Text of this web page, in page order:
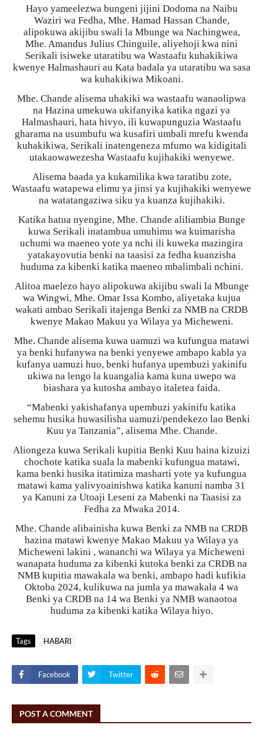
Hayo yameelezwa bungeni jijini Dodoma na Naibu
Waziri wa Fedha, Mhe. Hamad Hassan Chande,
alipokuwa akijibu swali la Mbunge wa Nachingwea,
Mhe. Amandus Julius Chinguile, aliyehoji kwa nini
Serikali isiweke utaratibu wa Wastaafu kuhakikiwa
kwenye Halmashauri au Kata badala ya utaratibu wa sasa
wa kuhakikiwa Mikoani.
Mhe. Chande alisema uhakiki wa wastaafu wanaolipwa
na Hazina umekuwa ukifanyika katika ngazi ya
Halmashauri, hata hivyo, ili kuwapunguzia Wastaafu
gharama na usumbufu wa kusafiri umbali mrefu kwenda
kuhakikiwa, Serikali inatengeneza mfumo wa kidigitali
utakaowawezesha Wastaafu kujihakiki wenyewe.
Alisema baada ya kukamilika kwa taratibu zote,
Wastaafu watapewa elimu ya jinsi ya kujihakiki wenyewe
na watatangaziwa siku ya kuanza kujihakiki.
Katika hatua nyengine, Mhe. Chande aliliambia Bunge
kuwa Serikali inatambua umuhimu wa kuimarisha
uchumi wa maeneo yote ya nchi ili kuweka mazingira
yatakayovutia benki na taasisi za fedha kuanzisha
huduma za kibenki katika maeneo mbalimbali nchini.
Alitoa maelezo hayo alipokuwa akijibu swali la Mbunge
wa Wingwi, Mhe. Omar Issa Kombo, aliyetaka kujua
wakati ambao Serikali itajenga Benki za NMB na CRDB
kwenye Makao Makuu ya Wilaya ya Micheweni.
Mhe. Chande alisema kuwa uamuzi wa kufungua matawi
ya benki hufanywa na benki yenyewe ambapo kabla ya
kufanya uamuzi huo, benki hufanya upembuzi yakinifu
ukiwa na lengo la kuangalia kama kuna uwepo wa
biashara ya kutosha ambayo italetea faida.
“Mabenki yakishafanya upembuzi yakinifu katika
sehemu husika huwasilisha uamuzi/pendekezo lao Benki
Kuu ya Tanzania”, alisema Mhe. Chande.
Aliongeza kuwa Serikali kupitia Benki Kuu haina kizuizi
chochote katika suala la mabenki kufungua matawi,
kama benki husika itatimiza masharti yote ya kufungua
matawi kama yalivyoainishwa katika kanuni namba 31
ya Kanuni za Utoaji Leseni za Mabenki na Taasisi za
Fedha za Mwaka 2014.
Mhe. Chande alibainisha kuwa Benki za NMB na CRDB
hazina matawi kwenye Makao Makuu ya Wilaya ya
Micheweni lakini , wananchi wa Wilaya ya Micheweni
wanapata huduma za kibenki kutoka benki za CRDB na
NMB kupitia mawakala wa benki, ambapo hadi kufikia
Oktoba 2024, kulikuwa na jumla ya mawakala 4 wa
Benki ya CRDB na 14 wa Benki ya NMB wanaotoa
huduma za kibenki katika Wilaya hiyo.
Tags HABARI
Facebook Twitter
POST A COMMENT